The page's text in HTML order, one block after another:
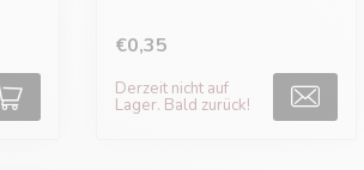
€0,35
Derzeit nicht auf
Lager. Bald zurück!